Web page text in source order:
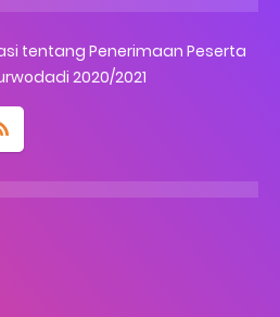
tentang Penerimaan Peserta
2020/2021